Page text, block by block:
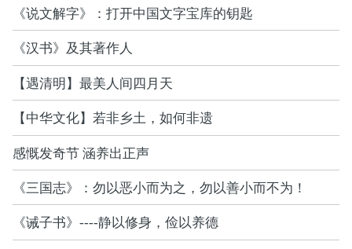
《说文解字》：打开中国文字宝库的钥匙
《汉书》及其著作人
【遇清明】最美人间四月天
【中华文化】若非乡土，如何非遗
感慨发奇节 涵养出正声
《三国志》：勿以恶小而为之，勿以善小而不为！
《诫子书》----静以修身，俭以养德